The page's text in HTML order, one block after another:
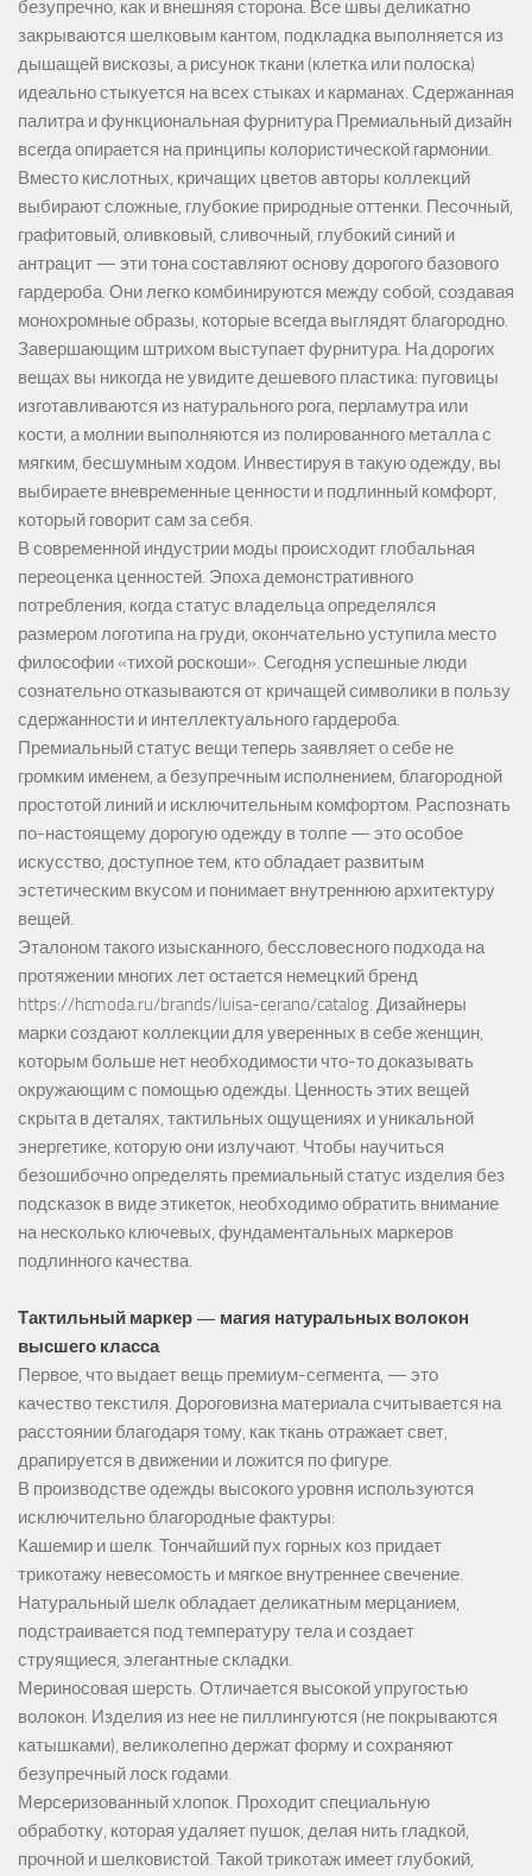
безупречно, как и внешняя сторона. Все швы деликатно
закрываются шелковым кантом, подкладка выполняется из
дышащей вискозы, а рисунок ткани (клетка или полоска)
идеально стыкуется на всех стыках и карманах. Сдержанная
палитра и функциональная фурнитура Премиальный дизайн
всегда опирается на принципы колористической гармонии.
Вместо кислотных, кричащих цветов авторы коллекций
выбирают сложные, глубокие природные оттенки. Песочный,
графитовый, оливковый, сливочный, глубокий синий и
антрацит — эти тона составляют основу дорогого базового
гардероба. Они легко комбинируются между собой, создавая
монохромные образы, которые всегда выглядят благородно.
Завершающим штрихом выступает фурнитура. На дорогих
вещах вы никогда не увидите дешевого пластика: пуговицы
изготавливаются из натурального рога, перламутра или
кости, а молнии выполняются из полированного металла с
мягким, бесшумным ходом. Инвестируя в такую одежду, вы
выбираете вневременные ценности и подлинный комфорт,
который говорит сам за себя.
В современной индустрии моды происходит глобальная
переоценка ценностей. Эпоха демонстративного
потребления, когда статус владельца определялся
размером логотипа на груди, окончательно уступила место
философии «тихой роскоши». Сегодня успешные люди
сознательно отказываются от кричащей символики в пользу
сдержанности и интеллектуального гардероба.
Премиальный статус вещи теперь заявляет о себе не
громким именем, а безупречным исполнением, благородной
простотой линий и исключительным комфортом. Распознать
по-настоящему дорогую одежду в толпе — это особое
искусство, доступное тем, кто обладает развитым
эстетическим вкусом и понимает внутреннюю архитектуру
вещей.
Эталоном такого изысканного, бессловесного подхода на
протяжении многих лет остается немецкий бренд
https://hcmoda.ru/brands/luisa-cerano/catalog. Дизайнеры
марки создают коллекции для уверенных в себе женщин,
которым больше нет необходимости что-то доказывать
окружающим с помощью одежды. Ценность этих вещей
скрыта в деталях, тактильных ощущениях и уникальной
энергетике, которую они излучают. Чтобы научиться
безошибочно определять премиальный статус изделия без
подсказок в виде этикеток, необходимо обратить внимание
на несколько ключевых, фундаментальных маркеров
подлинного качества.
Тактильный маркер — магия натуральных волокон
высшего класса
Первое, что выдает вещь премиум-сегмента, — это
качество текстиля. Дороговизна материала считывается на
расстоянии благодаря тому, как ткань отражает свет,
драпируется в движении и ложится по фигуре.
В производстве одежды высокого уровня используются
исключительно благородные фактуры:
Кашемир и шелк. Тончайший пух горных коз придает
трикотажу невесомость и мягкое внутреннее свечение.
Натуральный шелк обладает деликатным мерцанием,
подстраивается под температуру тела и создает
струящиеся, элегантные складки.
Мериносовая шерсть. Отличается высокой упругостью
волокон. Изделия из нее не пиллингуются (не покрываются
катышками), великолепно держат форму и сохраняют
безупречный лоск годами.
Мерсеризованный хлопок. Проходит специальную
обработку, которая удаляет пушок, делая нить гладкой,
прочной и шелковистой. Такой трикотаж имеет глубокий,